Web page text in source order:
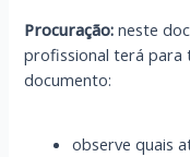
Procuração: neste
profissional terá para
documento:
observe quais